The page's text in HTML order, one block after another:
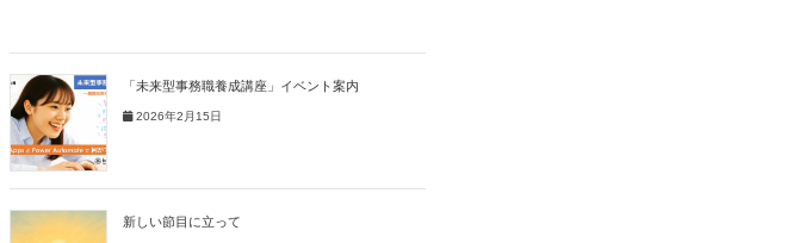
「未来型事務職養成講座」イベント案内
2026年2月15日
新しい節目に立って